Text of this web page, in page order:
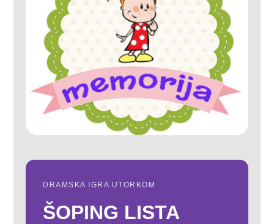
DRAMSKA IGRA UTORKOM
ŠOPING LISTA